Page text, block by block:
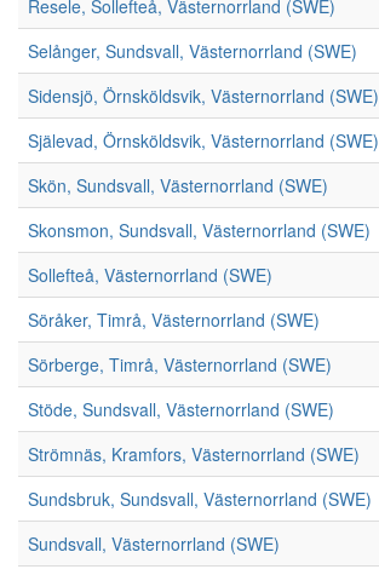
Resele, Sollefteå, Västernorrland (SWE)
Selånger, Sundsvall, Västernorrland (SWE)
Sidensjö, Örnsköldsvik, Västernorrland (SWE)
Själevad, Örnsköldsvik, Västernorrland (SWE)
Skön, Sundsvall, Västernorrland (SWE)
Skonsmon, Sundsvall, Västernorrland (SWE)
Sollefteå, Västernorrland (SWE)
Söråker, Timrå, Västernorrland (SWE)
Sörberge, Timrå, Västernorrland (SWE)
Stöde, Sundsvall, Västernorrland (SWE)
Strömnäs, Kramfors, Västernorrland (SWE)
Sundsbruk, Sundsvall, Västernorrland (SWE)
Sundsvall, Västernorrland (SWE)